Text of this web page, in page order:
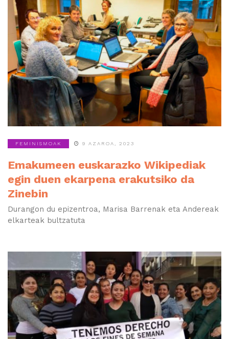
FEMINISMOAK 9 AZAROA, 2023
Emakumeen euskarazko Wikipediak
egin duen ekarpena erakutsiko da
Zinebin
Durangon du epizentroa, Marisa Barrenak eta Andereak
elkarteak bultzatuta